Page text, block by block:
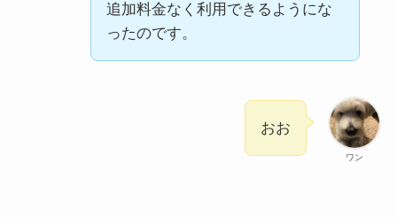
追加料金なく利用できるようにな
ったのです。
ワン
おお